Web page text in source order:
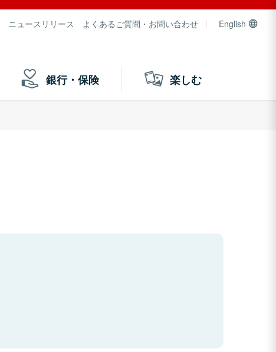
ニュースリリース よくあるご質問・お問い合わせ English
銀行・保険 楽しむ